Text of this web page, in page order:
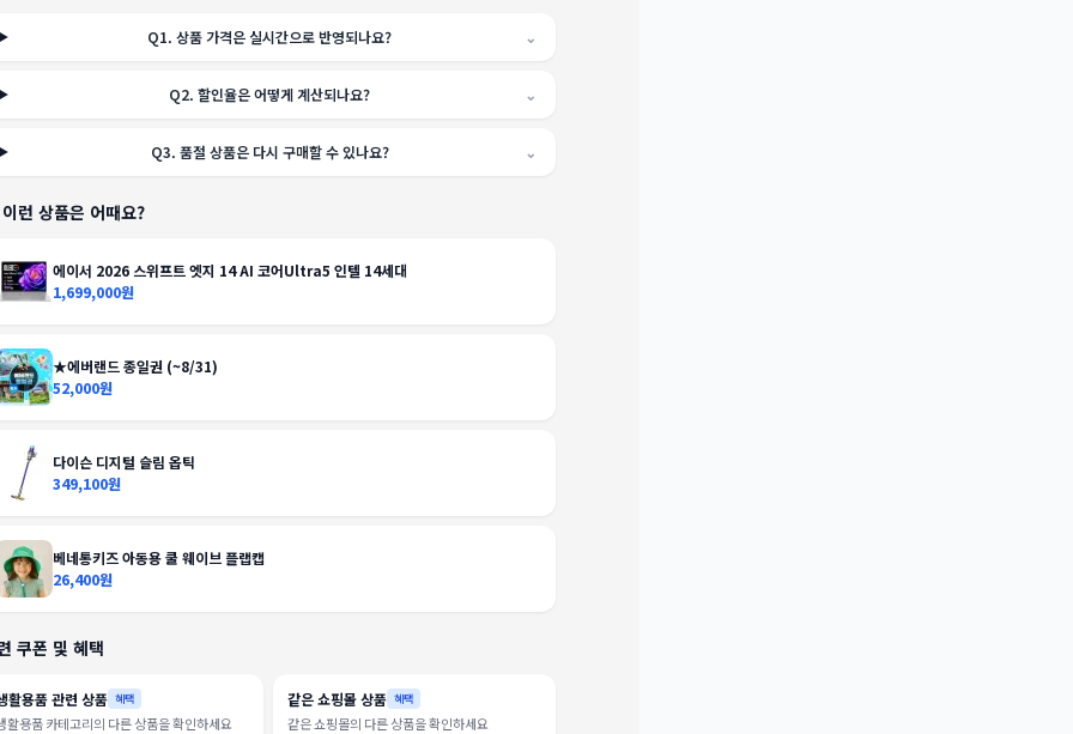
Q1.상품 가격은 실시간으로 반영되나요? ⌄
Q2.할인율은 어떻게 계산되나요? ⌄
Q3. 품절 상품은 다시 구매할 수 있나요? ⌄
런 상품은 어때요?
에이서 2026 스위프트 엣지 14 AI 코어Ultra5 인텔 14세대
1,699,000원
★에버랜드 종일권 (~8/31)
52,000원
다이슨 디지털 슬림 옵틱
349,100원
베네통키즈 아동용 쿨 웨이브 플랩캡
26,400원
쿠폰 및 혜택
활용품 관련 상품 혜택
활용품 카테고리의 다른 상품을 확인하세요
같은 쇼핑몰 상품 혜택
같은 쇼핑몰의 다른 상품을 확인하세요